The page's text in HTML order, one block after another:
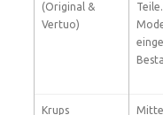
(Original &
Vertuo)
Krups